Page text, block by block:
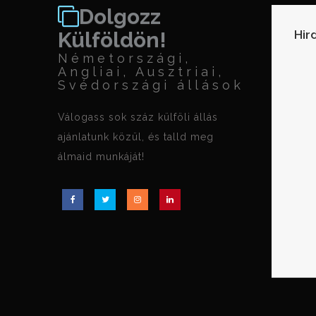
Dolgozz
Külföldön!
Németországi,
Angliai, Ausztriai,
Svédországi állások
Válogass sok száz külföli állás
ajánlatunk közül, és talld meg
álmaid munkáját!